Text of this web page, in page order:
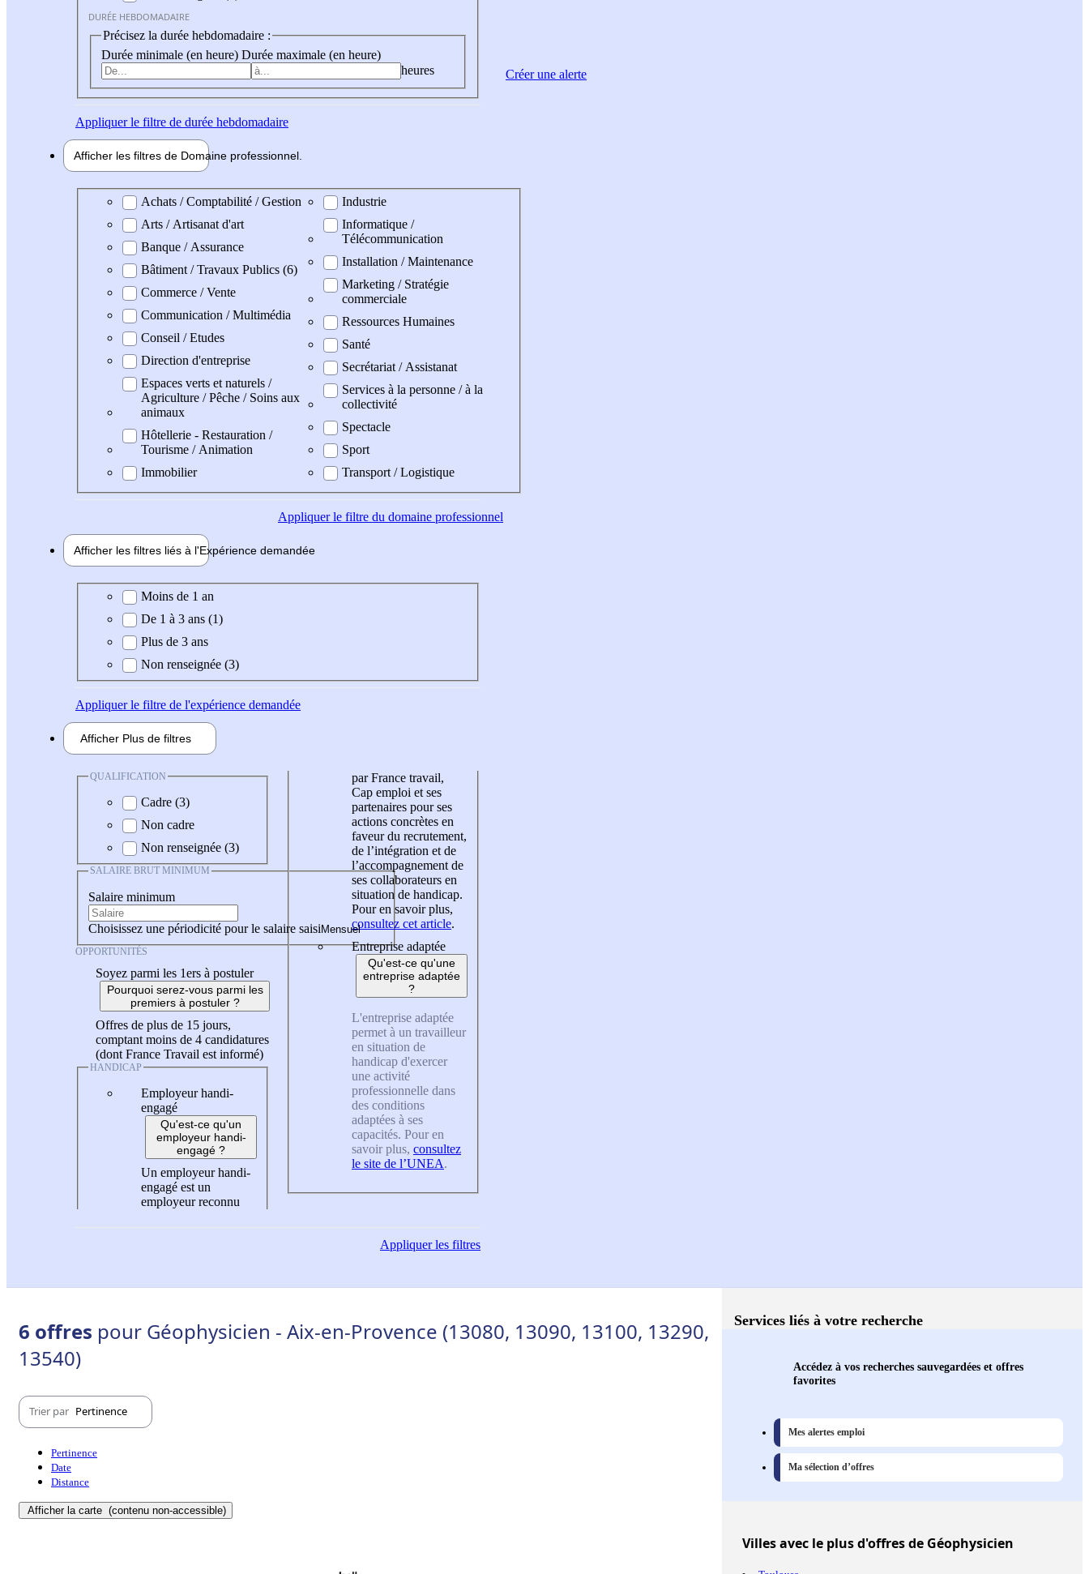
DURÉE HEBDOMADAIRE
Précisez la durée hebdomadaire :
Durée minimale (en heure) Durée maximale (en heure)
heures
Appliquerle filtre de durée hebdomadaire
Afficher les filtres de Domaine professionnel
Domaine professionel
Achats / Comptabilité / Gestion
Arts / Artisanat d'art
Banque / Assurance
Bâtiment / Travaux Publics (6)
Commerce / Vente
Communication / Multimédia
Conseil / Etudes
Direction d'entreprise
Espaces verts et naturels /
Agriculture / Pêche / Soins aux
animaux
Hôtellerie - Restauration /
Tourisme / Animation
Immobilier
Industrie
Informatique /
Télécommunication
Installation / Maintenance
Marketing / Stratégie
commerciale
Ressources Humaines
Santé
Secrétariat / Assistanat
Services à la personne / à la
collectivité
Spectacle
Sport
Transport / Logistique
Appliquerle filtre du domaine professionnel
Afficher les filtres liés à l'Expérience demandée
Expérience demandée
Moins de 1 an
De 1 à 3 ans (1)
Plus de 3 ans
Non renseignée (3)
Appliquerle filtre de l'expérience demandée
Afficher Plus de filtres
QUALIFICATION
Cadre (3)
Non cadre
Non renseignée (3)
SALAIRE BRUT MINIMUM
Salaire minimum
Choisissez une périodicité pour le salaire saisi
OPPORTUNITÉS
Soyez parmi les 1ers à postuler
Pourquoi serez-vous parmi les
premiers à postuler ?
Offres de plus de 15 jours,
comptant moins de 4 candidatures
(dont France Travail est informé)
HANDICAP
Employeur handi-
engagé
Qu'est-ce qu'un
employeur handi-
engagé ?
Un employeur handi-
engagé est un
employeur reconnu
par France travail,
Cap emploi et ses
partenaires pour ses
actions concrètes en
faveur du recrutement,
de l’intégration et de
l’accompagnement de
ses collaborateurs en
situation de handicap.
Pour en savoir plus,
consultez cet article.
Entreprise adaptée
Qu'est-ce qu'une
entreprise adaptée
?
L'entreprise adaptée
permet à un travailleur
en situation de
handicap d'exercer
une activité
professionnelle dans
des conditions
adaptées à ses
capacités. Pour en
savoir plus, consultez
le site de l’UNEA.
Appliquerles filtres
Créer une alerte
6 offres pour Géophysicien - Aix-en-Provence (13080, 13090, 13100, 13290,
13540)
Trier par Pertinence
Pertinence
Date
Distance
Afficher la carte (contenu non-accessible)
Services liés à votre recherche
Accédez à vos recherches sauvegardées et offres
favorites
Mes alertes emploi
Ma sélection d’offres
Villesavec le plus d'offres de Géophysicien